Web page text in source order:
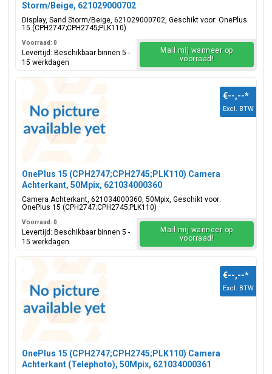
Storm/Beige, 621029000702
Display, Sand Storm/Beige, 621029000702, Geschikt voor: OnePlus
15 (CPH2747;CPH2745;PLK110)
Voorraad: 0
Levertijd: Beschikbaar binnen 5 -
15 werkdagen
Mail mij wanneer op
voorraad!
OnePlus 15 (CPH2747;CPH2745;PLK110) Camera
Achterkant, 50Mpix, 621034000360
Camera Achterkant, 621034000360, 50Mpix, Geschikt voor:
OnePlus 15 (CPH2747;CPH2745;PLK110)
€--,--*
Excl. BTW
Voorraad: 0
Levertijd: Beschikbaar binnen 5 -
15 werkdagen
Mail mij wanneer op
voorraad!
OnePlus 15 (CPH2747;CPH2745;PLK110) Camera
Achterkant (Telephoto), 50Mpix, 621034000361
€--,--*
Excl. BTW